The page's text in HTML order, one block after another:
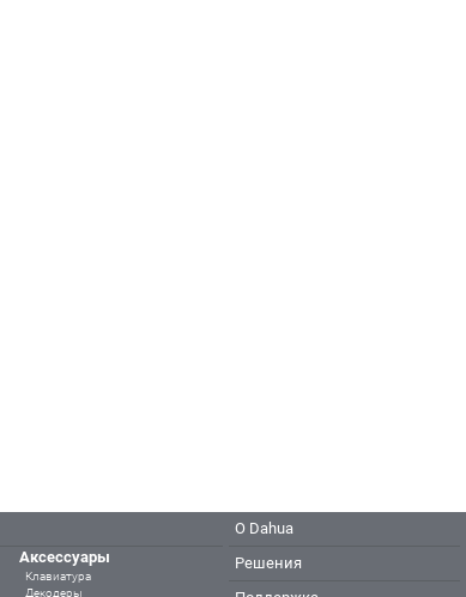
Аксессуары
Клавиатура
Декодеры
О Dahua
Решения